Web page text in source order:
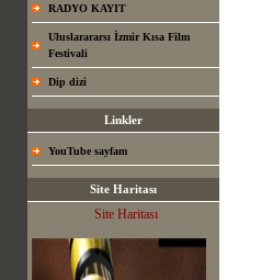
RADYO KAYIT
Uluslarararsı İzmir Kısa Film
Festivali
Dip dizi
Linkler
YouTube sayfam
Site Haritası
Site Haritası